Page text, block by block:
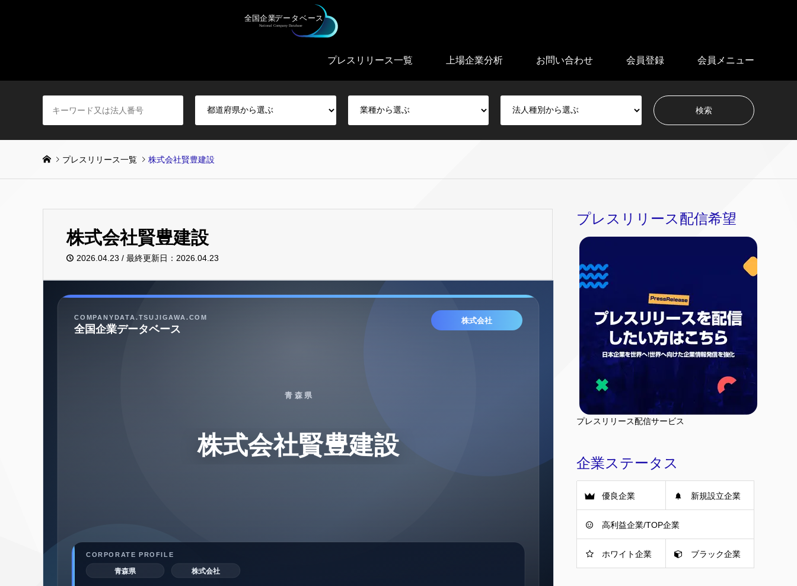
プレスリリース一覧 上場企業分析 お問い合わせ 会員登録 会員メニュー
プレスリリース一覧 株式会社賢豊建設
株式会社賢豊建設
2026.04.23 / 最終更新日：2026.04.23
プレスリリース配信希望
プレスリリース配信サービス
企業ステータス
優良企業 新規設立企業
高利益企業/TOP企業
ホワイト企業 ブラック企業